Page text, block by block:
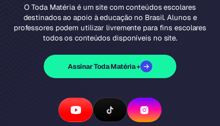
O Toda Matéria é um site com conteúdos escolares
destinados ao apoio à educação no Brasil. Alunos e
professores podem utilizar livremente para fins escolares
todos os conteúdos disponíveis no site.
Assinar Toda Matéria +